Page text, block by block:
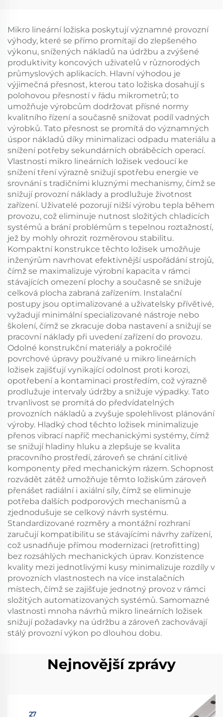
Mikro lineární ložiska poskytují významné provozní
výhody, které se přímo promítají do zlepšeného
výkonu, snížených nákladů na údržbu a zvýšené
produktivity koncových uživatelů v různorodých
průmyslových aplikacích. Hlavní výhodou je
výjimečná přesnost, kterou tato ložiska dosahují s
polohovou přesností v řádu mikrometrů; to
umožňuje výrobcům dodržovat přísné normy
kvalitního řízení a současně snižovat podíl vadných
výrobků. Tato přesnost se promítá do významných
úspor nákladů díky minimalizaci odpadu materiálu a
snížení potřeby sekundárních obráběcích operací.
Vlastnosti mikro lineárních ložisek vedoucí ke
snížení tření výrazně snižují spotřebu energie ve
srovnání s tradičními kluznými mechanismy, čímž se
snižují provozní náklady a prodlužuje životnost
zařízení. Uživatelé pozorují nižší výrobu tepla během
provozu, což eliminuje nutnost složitých chladicích
systémů a brání problémům s tepelnou roztažností,
jež by mohly ohrozit rozměrovou stabilitu.
Kompaktní konstrukce těchto ložisek umožňuje
inženýrům navrhovat efektivnější uspořádání strojů,
čímž se maximalizuje výrobní kapacita v rámci
stávajících omezení plochy a současně se snižuje
celková plocha zabraná zařízením. Instalační
postupy jsou optimalizované a uživatelsky přívětivé,
vyžadují minimální specializované nástroje nebo
školení, čímž se zkracuje doba nastavení a snižují se
pracovní náklady při uvedení zařízení do provozu.
Odolné konstrukční materiály a pokročilé
povrchové úpravy používané u mikro lineárních
ložisek zajišťují vynikající odolnost proti korozi,
opotřebení a kontaminaci prostředím, což výrazně
prodlužuje intervaly údržby a snižuje výpadky. Tato
trvanlivost se promítá do předvídatelných
provozních nákladů a zvyšuje spolehlivost plánování
výroby. Hladký chod těchto ložisek minimalizuje
přenos vibrací napříč mechanickými systémy, čímž
se snižují hladiny hluku a zlepšuje se kvalita
pracovního prostředí, zároveň se chrání citlivé
komponenty před mechanickým rázem. Schopnost
rozvádět zátěž umožňuje těmto ložiskům zároveň
přenášet radiální i axiální síly, čímž se eliminuje
potřeba dalších podporových mechanismů a
zjednodušuje se celkový návrh systému.
Standardizované rozměry a montážní rozhraní
zaručují kompatibilitu se stávajícími návrhy zařízení,
což usnadňuje přímou modernizaci (retrofitting)
bez rozsáhlých mechanických úprav. Konzistence
kvality mezi jednotlivými kusy minimalizuje rozdíly v
provozních vlastnostech na více instalačních
místech, čímž se zajišťuje jednotný provoz v rámci
složitých automatizovaných systémů. Samomazné
vlastnosti mnoha návrhů mikro lineárních ložisek
snižují požadavky na údržbu a zároveň zachovávají
stálý provozní výkon po dlouhou dobu.
Nejnovější zprávy
27